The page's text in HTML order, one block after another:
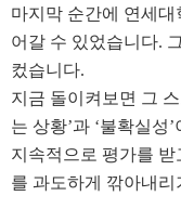
마지막 순간에 연세대
어갈 수 있었습니다.
컸습니다.
지금 돌이켜보면 그
는 상황’과 ‘불확실성’
지속적으로 평가를
를 과도하게 깎아내리